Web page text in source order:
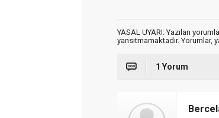
YASAL UYARI: Yazılan
yansıtmamaktadır. Yorumlar,
1 Yorum